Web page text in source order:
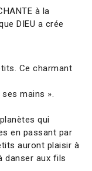
à la
DIEU a crée
Ce charmant
mains ».
qui
en passant par
auront plaisir à
danser aux fils